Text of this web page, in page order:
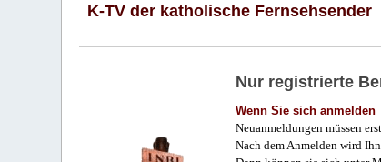
K-TV der katholische Fernsehsender
Nur registrierte
Wenn Sie sich anmelden
Neuanmeldungen müssen
Nach dem Anmelden wird